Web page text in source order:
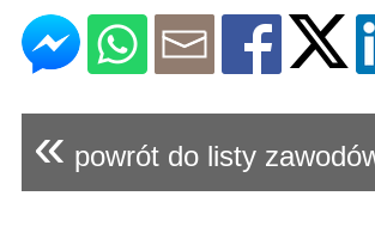
« powrót do listy